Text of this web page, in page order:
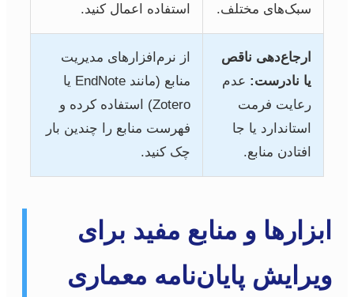
سبک‌های مختلف.
استفاده اعمال کنید.
ارجاع‌دهی ناقص
یا نادرست: عدم
رعایت فرمت
استاندارد یا جا
افتادن منابع.
از نرم‌افزارهای مدیریت
منابع (مانند EndNote یا
Zotero) استفاده کرده و
فهرست منابع را چندین بار
چک کنید.
ابزارها و منابع مفید برای
ویرایش پایان‌نامه معماری